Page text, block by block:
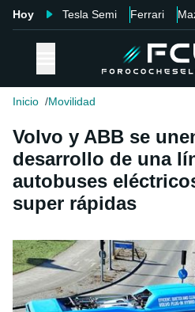
Hoy Tesla Semi Ferrari
Inicio Movilidad
Volvo y ABB se
desarrollo de una
autobuses
super rápidas